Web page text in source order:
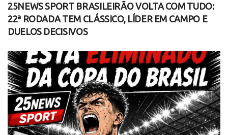
25NEWS SPORT BRASILEIRÃO VOLTA COM TUDO:
22ª RODADA TEM CLÁSSICO, LÍDER EM CAMPO E
DUELOS DECISIVOS